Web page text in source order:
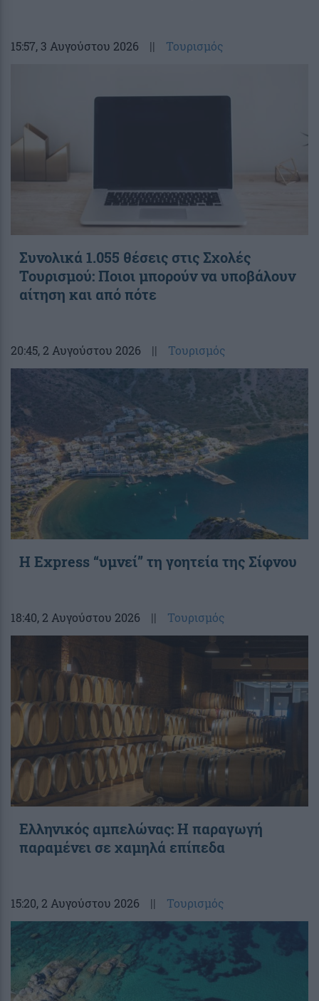
15:57, 3 Αυγούστου 2026 || Τουρισμός
Συνολικά 1.055 θέσεις στις Σχολές
Τουρισμού: Ποιοι μπορούν να υποβάλουν
αίτηση και από πότε
20:45, 2 Αυγούστου 2026 || Τουρισμός
Η Express “υμνεί” τη γοητεία της Σίφνου
18:40, 2 Αυγούστου 2026 || Τουρισμός
Ελληνικός αμπελώνας: Η παραγωγή
παραμένει σε χαμηλά επίπεδα
15:20, 2 Αυγούστου 2026 || Τουρισμός